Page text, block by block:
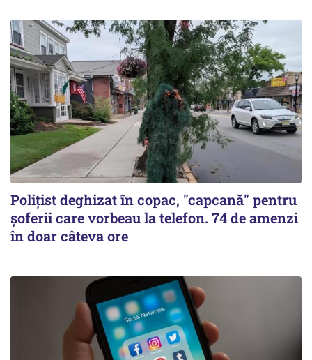
Polițist deghizat în copac, "capcană" pentru
șoferii care vorbeau la telefon. 74 de amenzi
în doar câteva ore